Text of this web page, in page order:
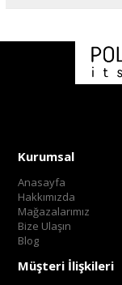
Kurumsal
Anasayfa
Hakkımızda
Mağazalarımız
Bize Ulaşın
Blog
Müşteri İlişkileri